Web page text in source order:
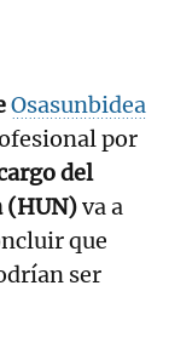
Osasunbidea
por
del
(HUN)va a
que
ser